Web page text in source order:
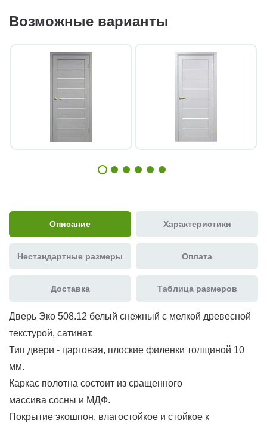
Возможные варианты
Описание Характеристики
Нестандартные размеры Оплата
Доставка Таблица размеров
Дверь Эко 508.12 белый снежный с мелкой древесной
текстурой, сатинат.
Тип двери - царговая, плоские филенки толщиной 10
мм.
Каркас полотна состоит из сращенного
массива сосны и МДФ.
Покрытие экошпон, влагостойкое и стойкое к